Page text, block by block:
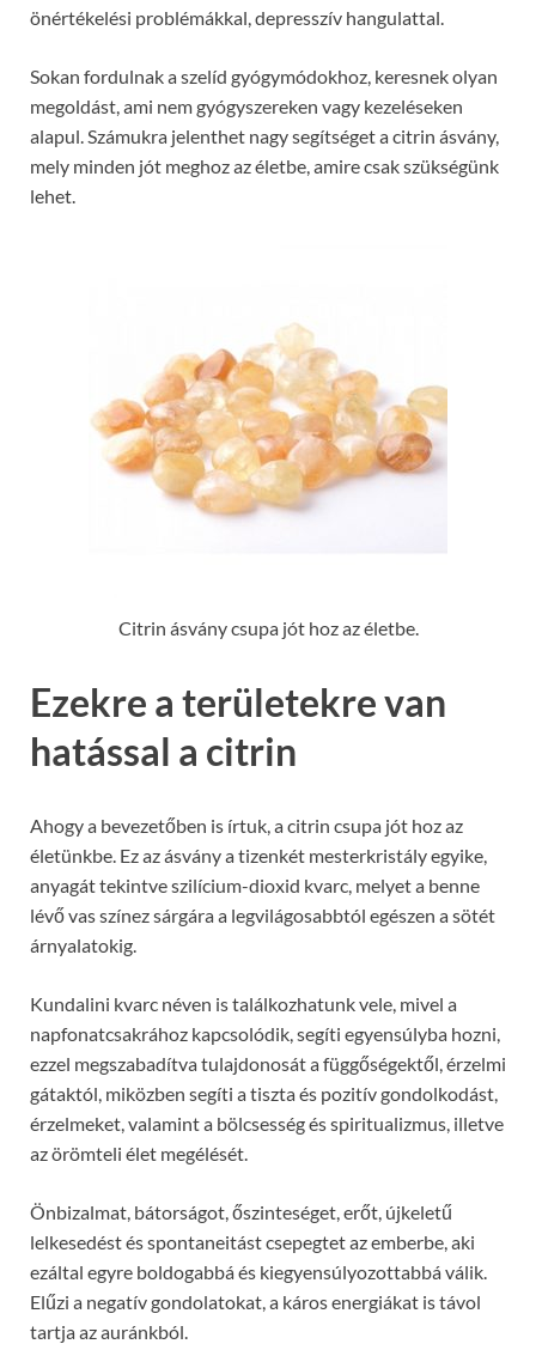
önértékelési problémákkal, depresszív hangulattal.
Sokan fordulnak a szelíd gyógymódokhoz, keresnek olyan
megoldást, ami nem gyógyszereken vagy kezeléseken
alapul. Számukra jelenthet nagy segítséget a citrin ásvány,
mely minden jót meghoz az életbe, amire csak szükségünk
lehet.
Citrin ásvány csupa jót hoz az életbe.
Ezekre a területekre van
hatással a citrin
Ahogy a bevezetőben is írtuk, a citrin csupa jót hoz az
életünkbe. Ez az ásvány a tizenkét mesterkristály egyike,
anyagát tekintve szilícium-dioxid kvarc, melyet a benne
lévő vas színez sárgára a legvilágosabbtól egészen a sötét
árnyalatokig.
Kundalini kvarc néven is találkozhatunk vele, mivel a
napfonatcsakrához kapcsolódik, segíti egyensúlyba hozni,
ezzel megszabadítva tulajdonosát a függőségektől, érzelmi
gátaktól, miközben segíti a tiszta és pozitív gondolkodást,
érzelmeket, valamint a bölcsesség és spiritualizmus, illetve
az örömteli élet megélését.
Önbizalmat, bátorságot, őszinteséget, erőt, újkeletű
lelkesedést és spontaneitást csepegtet az emberbe, aki
ezáltal egyre boldogabbá és kiegyensúlyozottabbá válik.
Elűzi a negatív gondolatokat, a káros energiákat is távol
tartja az auránkból.